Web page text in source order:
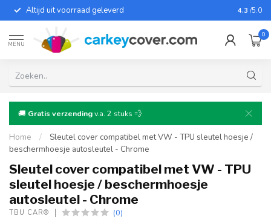
Altijd uit voorraad geleverd Voor
4.3 /5.0
MENU
0
🚚 Gratis verzendingv.a. 2 stuks 💨
Home /
Sleutel cover compatibel met VW - TPU sleutel hoesje /
beschermhoesje autosleutel - Chrome
Sleutel cover compatibel met VW - TPU
sleutel hoesje / beschermhoesje
autosleutel - Chrome
TBU CAR® (0)